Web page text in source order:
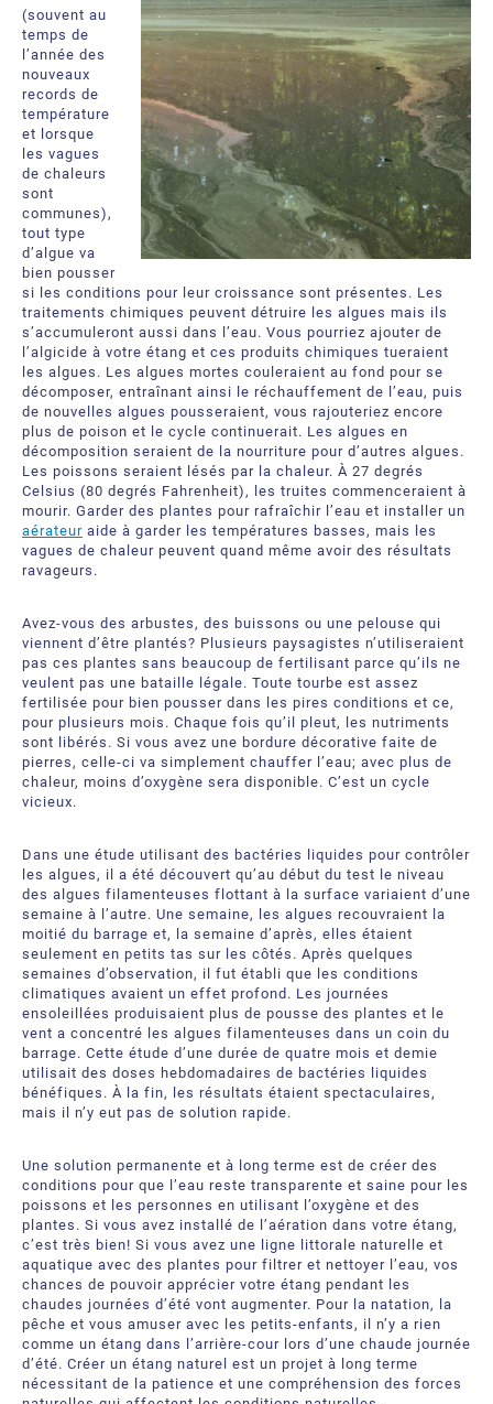
(souvent au
temps de
l’année des
nouveaux
records de
température
et lorsque
les vagues
de chaleurs
sont
communes),
tout type
d’algue va
bien pousser
si les conditions pour leur croissance sont présentes. Les
traitements chimiques peuvent détruire les algues mais ils
s’accumuleront aussi dans l’eau. Vous pourriez ajouter de
l’algicide à votre étang et ces produits chimiques tueraient
les algues. Les algues mortes couleraient au fond pour se
décomposer, entraînant ainsi le réchauffement de l’eau, puis
de nouvelles algues pousseraient, vous rajouteriez encore
plus de poison et le cycle continuerait. Les algues en
décomposition seraient de la nourriture pour d’autres algues.
Les poissons seraient lésés par la chaleur. À 27 degrés
Celsius (80 degrés Fahrenheit), les truites commenceraient à
mourir. Garder des plantes pour rafraîchir l’eau et installer un
aérateur aide à garder les températures basses, mais les
vagues de chaleur peuvent quand même avoir des résultats
ravageurs.
Avez-vous des arbustes, des buissons ou une pelouse qui
viennent d’être plantés? Plusieurs paysagistes n’utiliseraient
pas ces plantes sans beaucoup de fertilisant parce qu’ils ne
veulent pas une bataille légale. Toute tourbe est assez
fertilisée pour bien pousser dans les pires conditions et ce,
pour plusieurs mois. Chaque fois qu’il pleut, les nutriments
sont libérés. Si vous avez une bordure décorative faite de
pierres, celle-ci va simplement chauffer l’eau; avec plus de
chaleur, moins d’oxygène sera disponible. C’est un cycle
vicieux.
Dans une étude utilisant des bactéries liquides pour contrôler
les algues, il a été découvert qu’au début du test le niveau
des algues filamenteuses flottant à la surface variaient d’une
semaine à l’autre. Une semaine, les algues recouvraient la
moitié du barrage et, la semaine d’après, elles étaient
seulement en petits tas sur les côtés. Après quelques
semaines d’observation, il fut établi que les conditions
climatiques avaient un effet profond. Les journées
ensoleillées produisaient plus de pousse des plantes et le
vent a concentré les algues filamenteuses dans un coin du
barrage. Cette étude d’une durée de quatre mois et demie
utilisait des doses hebdomadaires de bactéries liquides
bénéfiques. À la fin, les résultats étaient spectaculaires,
mais il n’y eut pas de solution rapide.
Une solution permanente et à long terme est de créer des
conditions pour que l’eau reste transparente et saine pour les
poissons et les personnes en utilisant l’oxygène et des
plantes. Si vous avez installé de l’aération dans votre étang,
c’est très bien! Si vous avez une ligne littorale naturelle et
aquatique avec des plantes pour filtrer et nettoyer l’eau, vos
chances de pouvoir apprécier votre étang pendant les
chaudes journées d’été vont augmenter. Pour la natation, la
pêche et vous amuser avec les petits-enfants, il n’y a rien
comme un étang dans l’arrière-cour lors d’une chaude journée
d’été. Créer un étang naturel est un projet à long terme
nécessitant de la patience et une compréhension des forces